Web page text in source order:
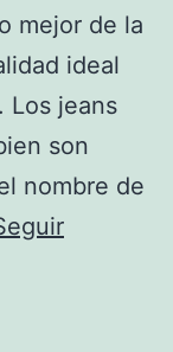
mejor de la
ideal
Los jeans
son
nombre de